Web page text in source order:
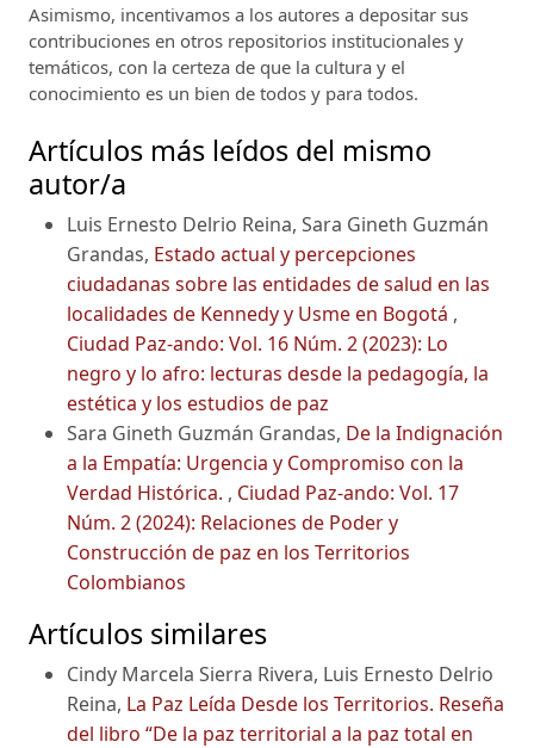
Asimismo, incentivamos a los autores a depositar sus
contribuciones en otros repositorios institucionales y
temáticos, con la certeza de que la cultura y el
conocimiento es un bien de todos y para todos.
Artículos más leídos del mismo
autor/a
Luis Ernesto Delrio Reina, Sara Gineth Guzmán
Grandas, Estado actual y percepciones
ciudadanas sobre las entidades de salud en las
localidades de Kennedy y Usme en Bogotá ,
Ciudad Paz-ando: Vol. 16 Núm. 2 (2023): Lo
negro y lo afro: lecturas desde la pedagogía, la
estética y los estudios de paz
Sara Gineth Guzmán Grandas, De la Indignación
a la Empatía: Urgencia y Compromiso con la
Verdad Histórica. , Ciudad Paz-ando: Vol. 17
Núm. 2 (2024): Relaciones de Poder y
Construcción de paz en los Territorios
Colombianos
Artículos similares
Cindy Marcela Sierra Rivera, Luis Ernesto Delrio
Reina, La Paz Leída Desde los Territorios. Reseña
del libro “De la paz territorial a la paz total en